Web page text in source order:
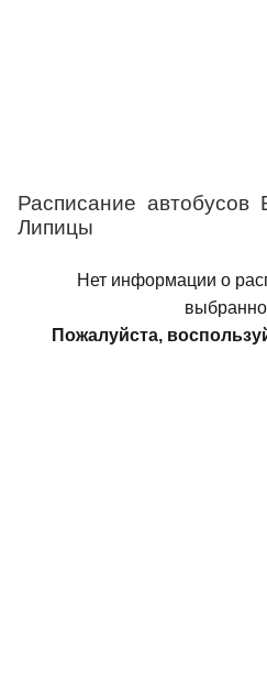
Расписание
Липицы
Нет информации о
Пожалуйста,